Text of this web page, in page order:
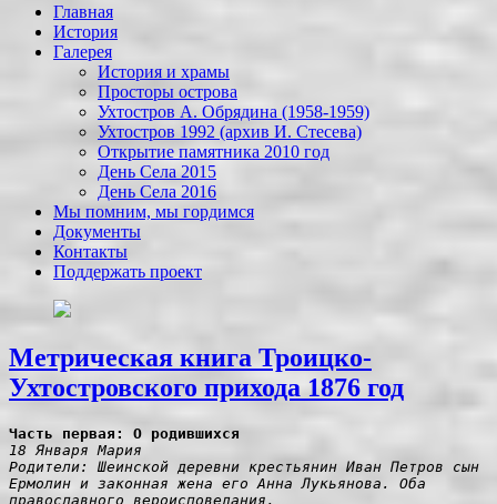
Главная
История
Галерея
История и храмы
Просторы острова
Ухтостров А. Обрядина (1958-1959)
Ухтостров 1992 (архив И. Стесева)
Открытие памятника 2010 год
День Села 2015
День Села 2016
Мы помним, мы гордимся
Документы
Контакты
Поддержать проект
Метрическая книга Троицко-
Ухтостровского прихода 1876 год
Часть первая: О родившихся
18 Января Мария
Родители: Шеинской деревни крестьянин Иван Петров сын
Ермолин и законная жена его Анна Лукьянова. Оба
православного вероисповедания.